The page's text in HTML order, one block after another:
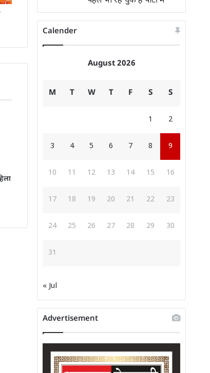
Calender
August 2026
M T W T F S S
1 2
3 4 5 6 7 8 9
10 11 12 13 14 15 16
17 18 19 20 21 22 23
24 25 26 27 28 29 30
31
« Jul
Advertisement